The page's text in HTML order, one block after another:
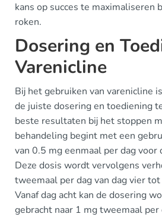
kans op succes te maximaliseren
roken.
Dosering en
Varenicline
Bij het gebruiken van varenicline
de juiste dosering en toediening
beste resultaten bij het stoppen
behandeling begint met een
van 0.5 mg eenmaal per dag voor
Deze dosis wordt vervolgens
tweemaal per dag van dag vier
Vanaf dag acht kan de dosering
gebracht naar 1 mg tweemaal per